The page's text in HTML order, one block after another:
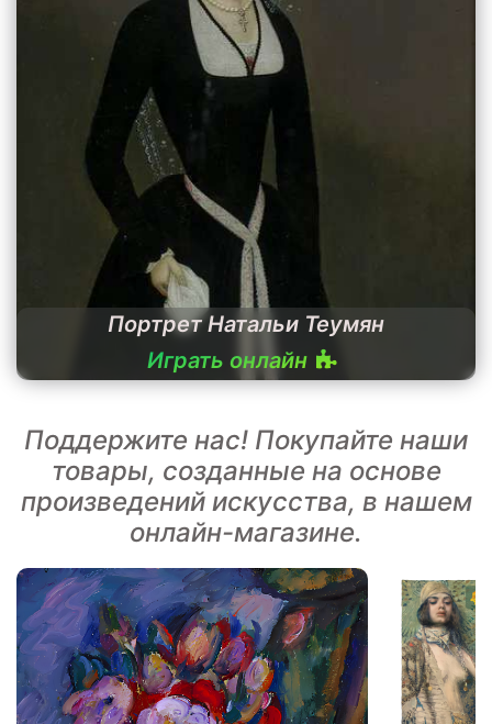
Портрет Натальи Теумян
Играть онлайн
Поддержите нас! Покупайте наши
товары, созданные на основе
произведений искусства, в нашем
онлайн-магазине.